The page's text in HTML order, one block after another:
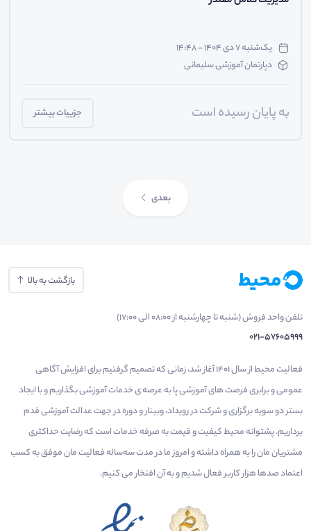
یک‌شنبه ۷ دی ۱۴۰۴ - ۱۴:۴۸
دپارتمان آموزشی سلیمانی
به پایان رسیده است جزییات بیشتر
بعدی
بازگشت به بالا
تلفن واحد فروش (شنبه تا چهارشنبه از 08:00 الی 17:00)
021-57605999
فعالیت محیط از سال 1401 آغاز شد، زمانی که تصمیم گرفتیم برای افزایش آگاهی
عمومی و برابری فرصت های آموزشی پا به عرصه ی خدمات آموزشی بگذاریم و با ایجاد
بستر دو سویه برگزاری و شرکت در رویداد، وبینار و دوره در جهت عدالت آموزشی قدم
برداریم. پشتوانه محیط کیفیت و قیمت به صرفه خدمات است که رضایت حداکثری
مشتریان مان را به همراه داشته و امروز ما در مدت سه‌ساله فعالیت مان موفق به کسب
اعتماد صدها هزار کاربر فعال شدیم و به آن افتخار می‌ کنیم.